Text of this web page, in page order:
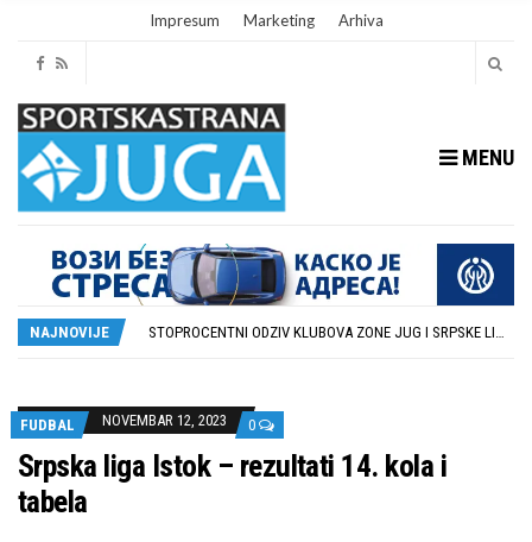
Impresum Marketing Arhiva
MENU
NAJNOVIJE
U SUBOTU PRIPREMNA UTAKMICA IZMEĐU DUBOČICE 54 I NIŠKOG ŽELEZNIČARA
FUDBAL
NOVEMBAR 12, 2023 0
Srpska liga Istok – rezultati 14. kola i
tabela